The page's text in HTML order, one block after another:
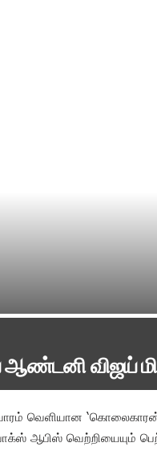
விஜய்
வெளியான
ஆபிஸ் வெற்றியையும்